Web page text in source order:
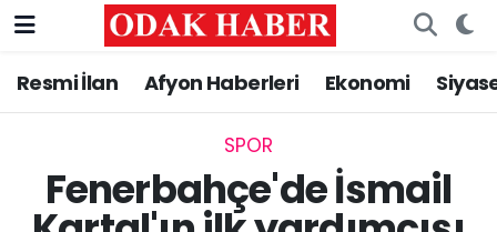
Resmi İlan Afyon Haberleri Ekonomi
SPOR
Fenerbahçe'de İsmail
AFYONKARAHİSAR HABERLERİ
ASAYİŞ
Afyonkarahisar Nöbetçi Eczaneler
Afyonkarahisar Hava Durumu
Afyonkarahisar Namaz Vakitleri